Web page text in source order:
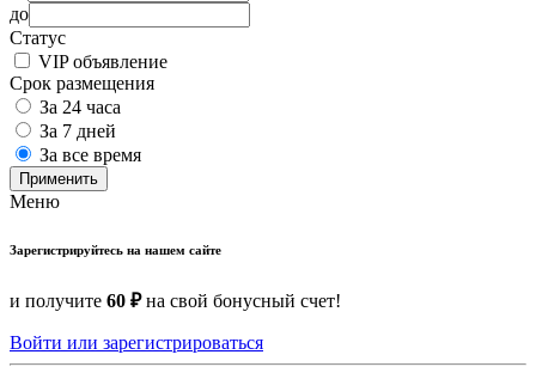
до
Статус
VIP объявление
Срок размещения
За 24 часа
За 7 дней
За все время
Применить
Меню
Зарегистрируйтесь на нашем сайте
и получите 60 ₽на свой бонусный счет!
Войти или зарегистрироваться